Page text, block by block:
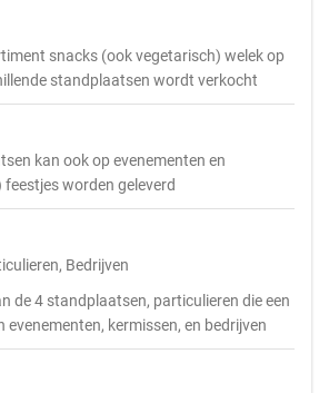
snacks (ook vegetarisch) welek op
standplaatsen wordt verkocht
kan ook op evenementen en
worden geleverd
Bedrijven
de 4 standplaatsen, particulieren die een
evenementen, kermissen, en bedrijven